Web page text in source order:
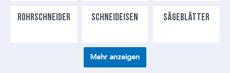
ROHRSCHNEIDER SCHNEIDEISEN SÄGEBLÄTTER
Mehr anzeigen